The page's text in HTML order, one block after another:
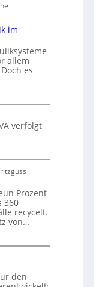
im
allem
es
verfolgt
Prozent
360
recycelt.
von…
den